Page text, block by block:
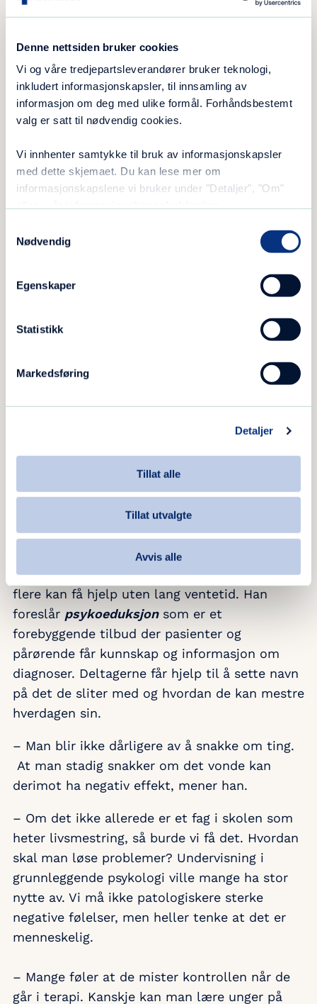
Denne nettsiden bruker cookies
Vi og våre tredjepartsleverandører bruker teknologi,
inkludert informasjonskapsler, til innsamling av
informasjon om deg med ulike formål. Forhåndsbestemt
valg er satt til nødvendig cookies.
Vi innhenter samtykke til bruk av informasjonskapsler
med dette skjemaet. Du kan lese mer om
informasjonskapslene vi bruker under "Detaljer", "Om"
Nødvendig
Egenskaper
Statistikk
Markedsføring
Detaljer
Tillat alle
Tillat utvalgte
Avvis alle
– Etter hvert skjønte jeg at det ikke var farlig.
at veldig mange mennesker har det akkurat
slik som jeg. Det var godt å høre og hadde
veldig effekt.
Som rockemusiker hadde han lett tilgang til
sentralstimulerende midler som utrolig
forførende. Endelig var han fri. Endelig var han
Han fikk en tung depresjon, ble alvorlig syk og
dø. Det var etter denne perioden at Seltzer
–Hva med sammenhenger mellom angst,
– Når du sier sårbarhet, tenker jeg på anlegg
til å bli sjuk. Når du får angst og depresjon blir
du veldig liten. Du har nok med deg sjøl.
Etterlyser lavterskeltilbud
Thomas Seltzer etterlyser lavterskeltilbud der
flere kan få hjelp uten lang ventetid. Han
foreslår psykoeduksjonsom er et
forebyggende tilbud der pasienter og
pårørende får kunnskap og informasjon om
diagnoser. Deltagerne får hjelp til å sette navn
på det de sliter med og hvordan de kan mestre
hverdagen sin.
– Man blir ikke dårligere av å snakke om ting.
At man stadig snakker om det vonde kan
derimot ha negativ effekt, mener han.
– Om det ikke allerede er et fag i skolen som
heter livsmestring, så burde vi få det. Hvordan
skal man løse problemer? Undervisning i
grunnleggende psykologi ville mange ha stor
nytte av. Vi må ikke patologiskere sterke
negative følelser, men heller tenke at det er
menneskelig.
– Mange føler at de mister kontrollen når de
går i terapi. Kanskje kan man lære unger på